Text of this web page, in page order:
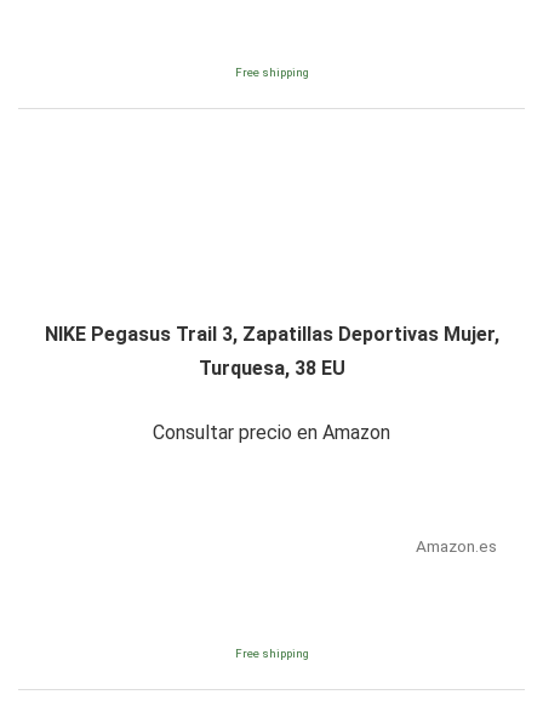
Free shipping
NIKE Pegasus Trail 3, Zapatillas Deportivas Mujer,
Turquesa, 38 EU
Consultar precio en Amazon
Amazon.es
Free shipping